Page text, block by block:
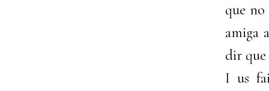
que
amiga
dir que
I us